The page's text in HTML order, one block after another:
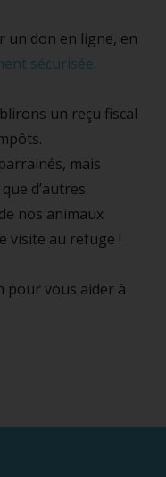
un don en ligne, en
sécurisée.
un reçu fiscal
mais
d’autres.
nos animaux
visite au refuge !
pour vous aider à